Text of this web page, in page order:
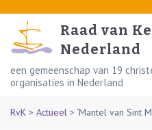
content
(Press
Enter)
Raad van
Nederland
een gemeenschap van 19
organisaties in Nederland
RvK > Actueel > ‘Mantel van Sint